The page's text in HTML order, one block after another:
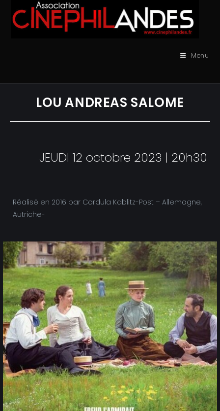
content
Menu
LOU ANDREAS SALOME
JEUDI 12 octobre 2023 | 20h30
Réalisé en 2016 par Cordula Kablitz-Post – Allemagne,
Autriche-